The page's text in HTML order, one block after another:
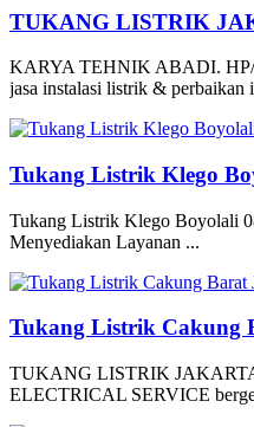
TUKANG LISTRIK
KARYA TEHNIK ABADI. HP/
jasa instalasi listrik & perbaikan
Tukang Listrik Klego
Tukang Listrik Klego Boyolali
Menyediakan Layanan ...
Tukang Listrik Cakung
TUKANG LISTRIK
ELECTRICAL SERVICE